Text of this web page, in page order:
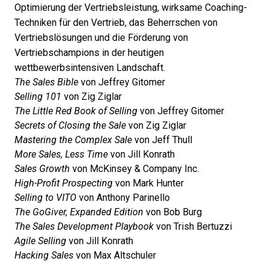
Optimierung der Vertriebsleistung, wirksame Coaching-
Techniken für den Vertrieb, das Beherrschen von
Vertriebslösungen und die Förderung von
Vertriebschampions in der heutigen
wettbewerbsintensiven Landschaft.
The Sales Bible von Jeffrey Gitomer
Selling 101 von Zig Ziglar
The Little Red Book of Selling von Jeffrey Gitomer
Secrets of Closing the Sale von Zig Ziglar
Mastering the Complex Sale von Jeff Thull
More Sales, Less Time von Jill Konrath
Sales Growth von McKinsey & Company Inc.
High-Profit Prospecting von Mark Hunter
Selling to VITO von Anthony Parinello
The GoGiver, Expanded Edition von Bob Burg
The Sales Development Playbook von Trish Bertuzzi
Agile Selling von Jill Konrath
Hacking Sales von Max Altschuler